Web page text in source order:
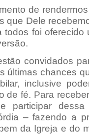
de
que Dele
todos foi
convidados
últimas chances
inclusive
de fé. Para
participar
– fazendo a
da Igreja e do